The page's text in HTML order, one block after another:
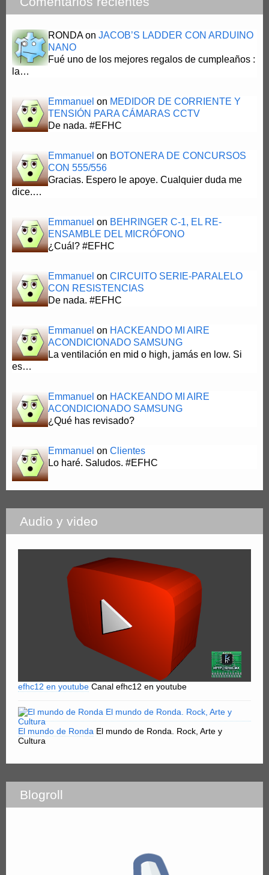
RONDA on JACOB’S LADDER CON ARDUINO
NANO
Fué uno de los mejores regalos de cumpleaños :
la…
Emmanuel on MEDIDOR DE CORRIENTE Y
TENSIÓN PARA CÁMARAS CCTV
De nada. #EFHC
Emmanuel on BOTONERA DE CONCURSOS
CON 555/556
Gracias. Espero le apoye. Cualquier duda me
dice.…
Emmanuel on BEHRINGER C-1, EL RE-
ENSAMBLE DEL MICRÓFONO
¿Cuál? #EFHC
Emmanuel on CIRCUITO SERIE-PARALELO
CON RESISTENCIAS
De nada. #EFHC
Emmanuel on HACKEANDO MI AIRE
ACONDICIONADO SAMSUNG
La ventilación en mid o high, jamás en low. Si
es…
Emmanuel on HACKEANDO MI AIRE
ACONDICIONADO SAMSUNG
¿Qué has revisado?
Emmanuel on Clientes
Lo haré. Saludos. #EFHC
Audio y video
efhc12 en youtube Canal efhc12 en youtube
El mundo de Ronda El mundo de Ronda. Rock, Arte y
Cultura
Blogroll